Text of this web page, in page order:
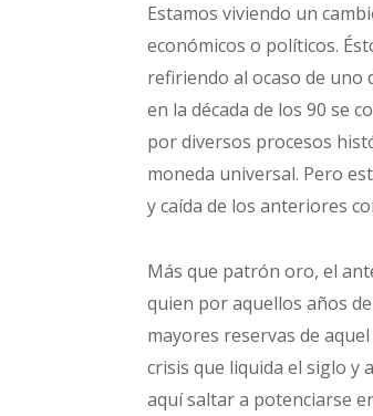
Estamos viviendo un
económicos o políticos.
refiriendo al ocaso de uno
en la década de los 90 se
por diversos procesos
moneda universal. Pero
y caída de los anteriores
Más que patrón oro, el
quien por aquellos años
mayores reservas de
crisis que liquida el siglo y
aquí saltar a potenciarse